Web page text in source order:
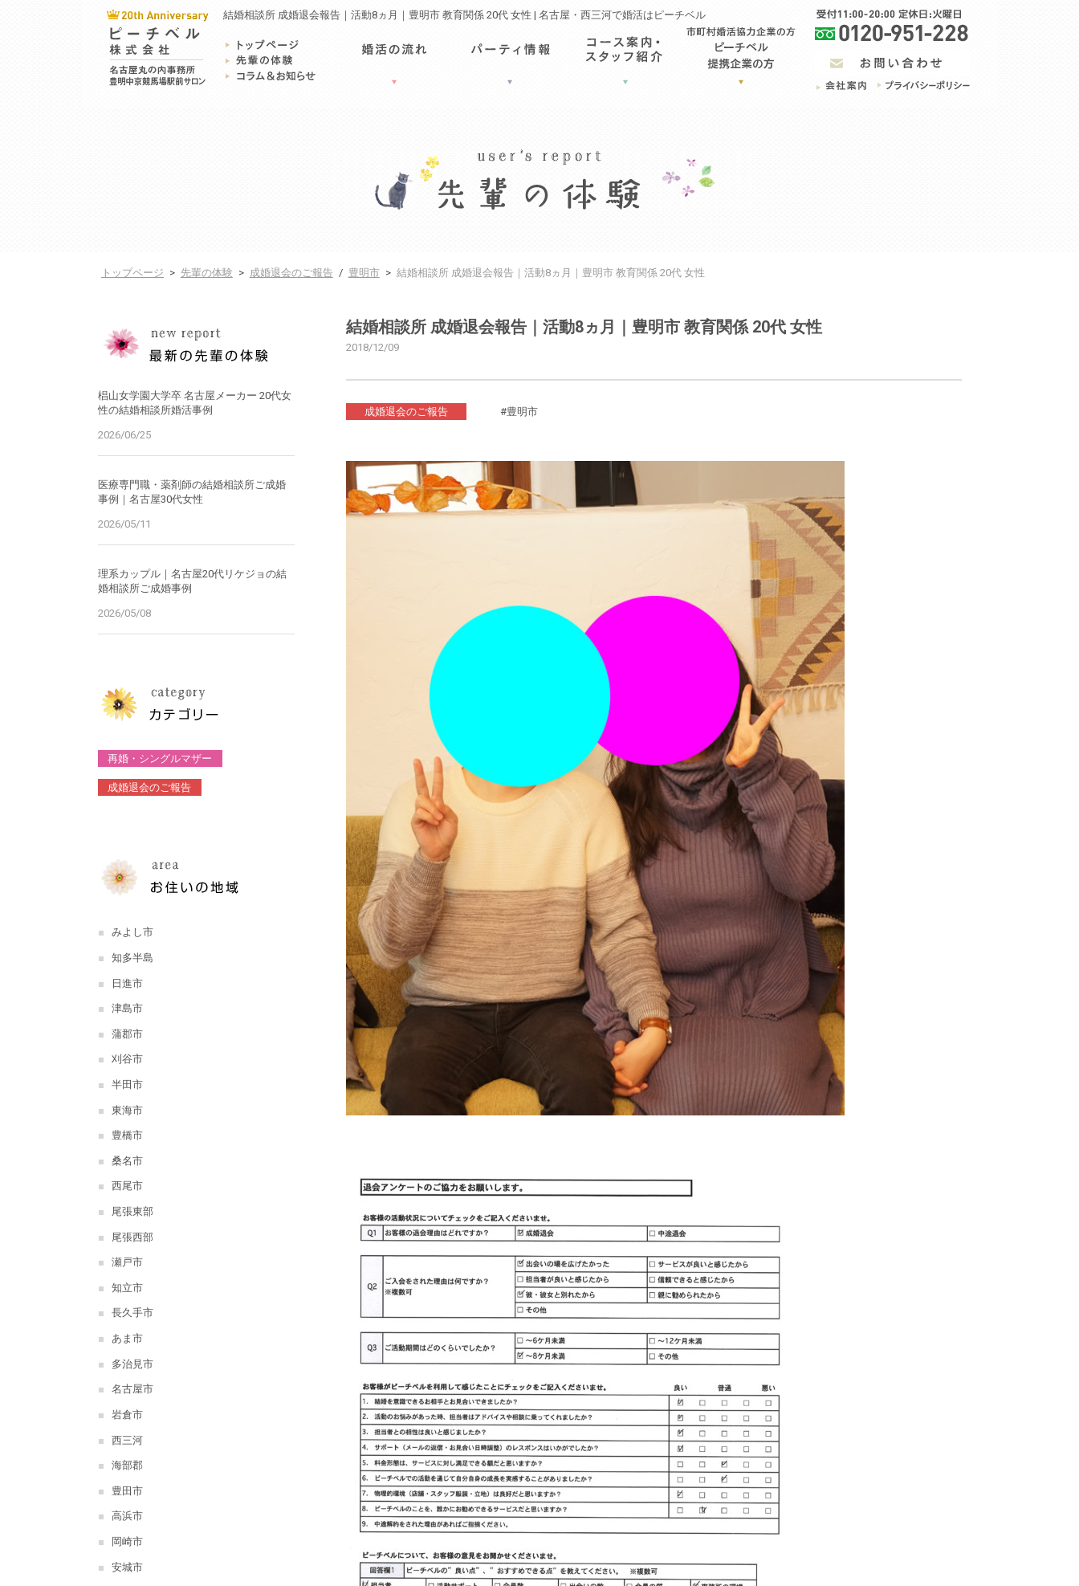
結婚相談所 成婚退会報告｜活動8ヵ月｜豊明市 教育関係 20代 女性 | 名古屋・西三河で婚活はピーチベル
トップページ > 先輩の体験 > 成婚退会のご報告 / 豊明市 > 結婚相談所 成婚退会報告｜活動8ヵ月｜豊明市 教育関係 20代 女性
結婚相談所 成婚退会報告｜活動8ヵ月｜豊明市 教育関係 20代 女性
2018/12/09
成婚退会のご報告 #豊明市
椙山女学園大学卒 名古屋メーカー 20代女
性の結婚相談所婚活事例
2026/06/25
医療専門職・薬剤師の結婚相談所ご成婚
事例｜名古屋30代女性
2026/05/11
理系カップル｜名古屋20代リケジョの結
婚相談所ご成婚事例
2026/05/08
再婚・シングルマザー
成婚退会のご報告
みよし市
知多半島
日進市
津島市
蒲郡市
刈谷市
半田市
東海市
豊橋市
桑名市
西尾市
尾張東部
尾張西部
瀬戸市
知立市
長久手市
あま市
多治見市
名古屋市
岩倉市
西三河
海部郡
豊田市
高浜市
岡崎市
安城市